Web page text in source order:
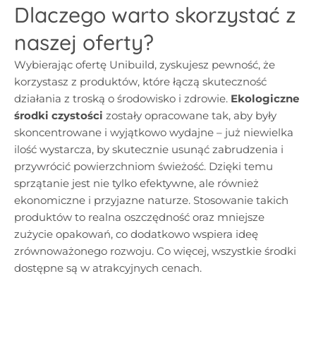
Dlaczego warto skorzystać z
naszej oferty?
Wybierając ofertę Unibuild, zyskujesz pewność, że
korzystasz z produktów, które łączą skuteczność
działania z troską o środowisko i zdrowie. Ekologiczne
środki czystości zostały opracowane tak, aby były
skoncentrowane i wyjątkowo wydajne – już niewielka
ilość wystarcza, by skutecznie usunąć zabrudzenia i
przywrócić powierzchniom świeżość. Dzięki temu
sprzątanie jest nie tylko efektywne, ale również
ekonomiczne i przyjazne naturze. Stosowanie takich
produktów to realna oszczędność oraz mniejsze
zużycie opakowań, co dodatkowo wspiera ideę
zrównoważonego rozwoju. Co więcej, wszystkie środki
dostępne są w atrakcyjnych cenach.